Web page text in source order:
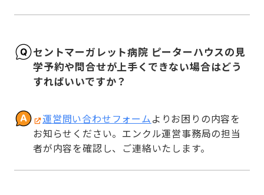
セントマーガレット病院 ピーターハウスの見
学予約や問合せが上手くできない場合はどう
すればいいですか？
運営問い合わせフォームよりお困りの内容を
お知らせください。エンクル運営事務局の担当
者が内容を確認し、ご連絡いたします。